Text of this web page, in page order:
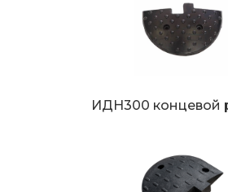
ИДН300 концевой